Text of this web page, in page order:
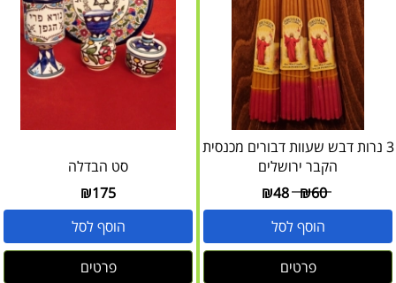
3 נרות דבש שעוות דבורים מכנסית
הקבר ירושלים
₪60
₪48
הוסף לסל
פרטים
סט הבדלה
₪175
הוסף לסל
פרטים